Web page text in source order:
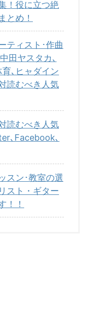
！役に立つ絶
とめ！
ティスト･作曲
田ヤスタカ､
､ヒャダイン
読むべき人気
読むべき人気
､Facebook､
スン･教室の選
スト・ギター
！！